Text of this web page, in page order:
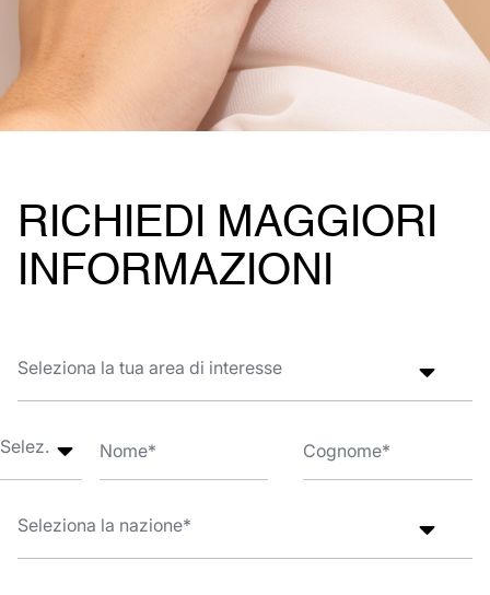
RICHIEDI MAGGIORI
INFORMAZIONI